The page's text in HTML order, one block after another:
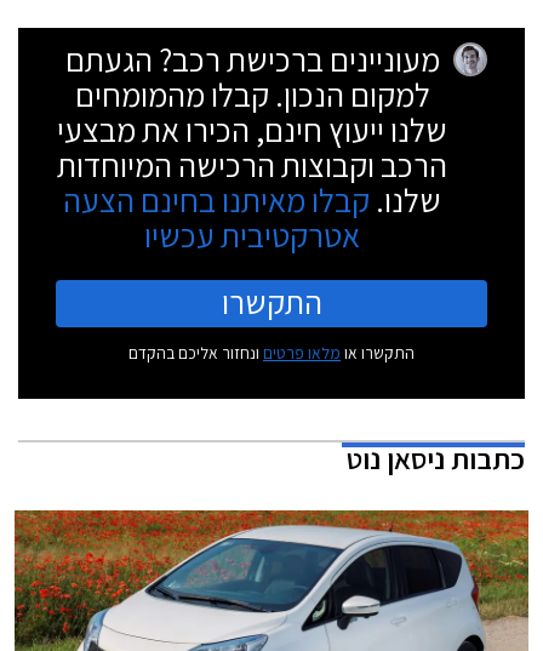
מעוניינים ברכישת רכב? הגעתם
למקום הנכון. קבלו מהמומחים
שלנו ייעוץ חינם, הכירו את מבצעי
הרכב וקבוצות הרכישה המיוחדות
שלנו. קבלו מאיתנו בחינם הצעה
אטרקטיבית עכשיו
התקשרו
התקשרו או מלאו פרטים ונחזור אליכם בהקדם
כתבותניסאן נוט